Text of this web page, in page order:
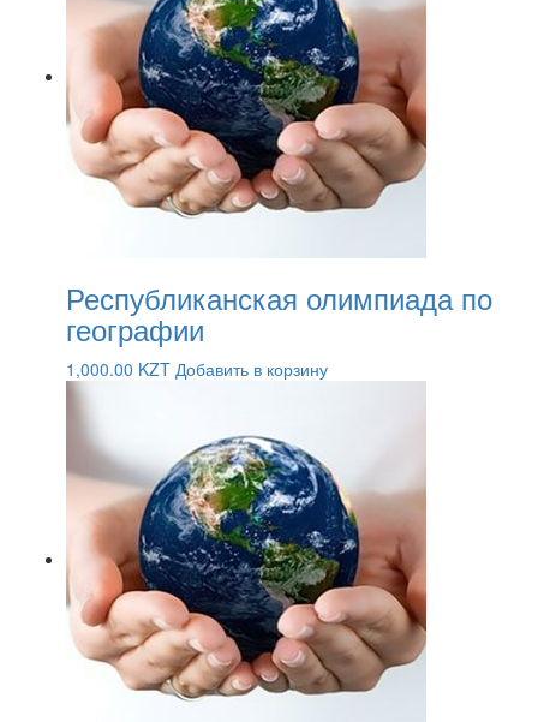
Республиканская олимпиада по
географии
1,000.00 KZT Добавить в корзину